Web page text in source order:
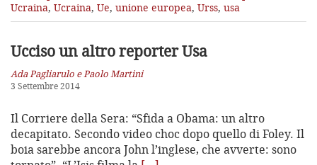
Ucraina, Ucraina, Ue, unione europea, Urss, usa
Ucciso un altro reporter Usa
Ada Pagliarulo e Paolo Martini
3 Settembre 2014
Il Corriere della Sera: “Sfida a Obama: un altro
decapitato. Secondo video choc dopo quello di Foley. Il
boia sarebbe ancora John l’inglese, che avverte: sono